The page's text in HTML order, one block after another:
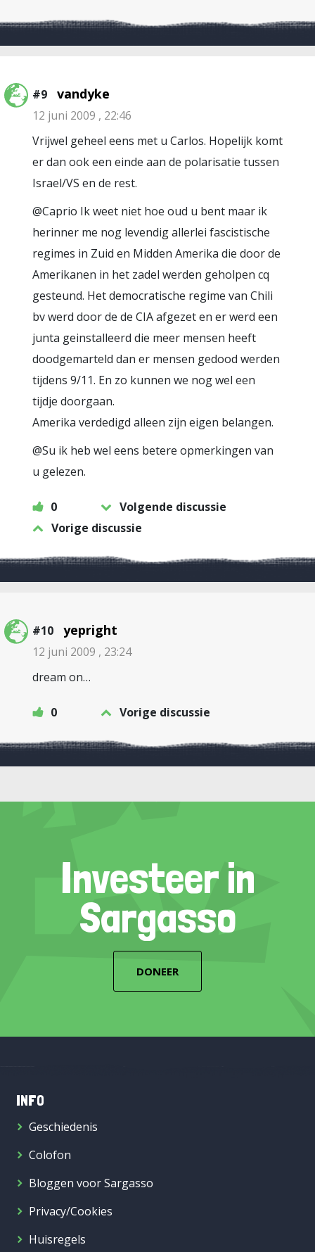
#9 vandyke
12 juni 2009 , 22:46
Vrijwel geheel eens met u Carlos. Hopelijk komt
er dan ook een einde aan de polarisatie tussen
Israel/VS en de rest.
@Caprio Ik weet niet hoe oud u bent maar ik
herinner me nog levendig allerlei fascistische
regimes in Zuid en Midden Amerika die door de
Amerikanen in het zadel werden geholpen cq
gesteund. Het democratische regime van Chili
bv werd door de de CIA afgezet en er werd een
junta geinstalleerd die meer mensen heeft
doodgemarteld dan er mensen gedood werden
tijdens 9/11. En zo kunnen we nog wel een
tijdje doorgaan.
Amerika verdedigd alleen zijn eigen belangen.
@Su ik heb wel eens betere opmerkingen van
u gelezen.
0
Volgende discussie
Vorige discussie
#10 yepright
12 juni 2009 , 23:24
dream on…
0 Vorige discussie
Investeer in
Sargasso
DONEER
INFO
Geschiedenis
Colofon
Bloggen voor Sargasso
Privacy/Cookies
Huisregels